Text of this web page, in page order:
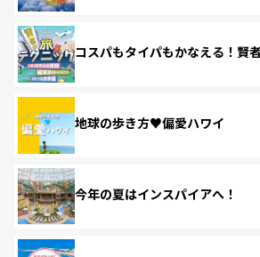
コスパもタイパもかなえる！賢
地球の歩き方♥偏愛ハワイ
今年の夏はインスパイアへ！